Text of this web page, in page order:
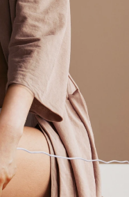
Perfil de usuário
Meus aparelhos
Meus pedidos
Meus endereços
subscrições
Español
Português
Русский
繁體中文